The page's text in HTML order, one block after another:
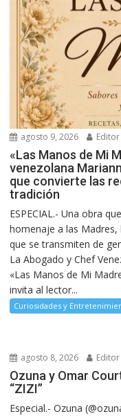
agosto 9, 2026 Editor
«Las Manos de Mi
venezolana
que convierte las
tradición
ESPECIAL.- Una obra
homenaje a las
que se transmiten de
La Abogado y Chef
«Las Manos de Mi
invita al lector...
Curiosidades y
agosto 8, 2026 Editor
Ozuna y Omar
“ZIZI”
Especial.- Ozuna